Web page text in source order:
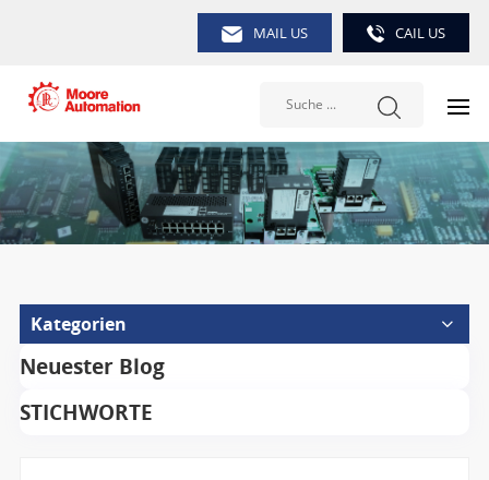
MAIL US CAIL US
Kategorien
Neuester Blog
STICHWORTE